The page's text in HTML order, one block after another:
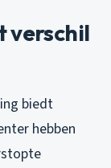
verschil
biedt
hebben